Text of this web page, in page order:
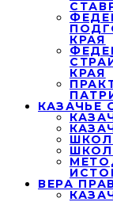
КРАЯ
КРАЯ
КАЗАЧЬЕ
ВЕРА